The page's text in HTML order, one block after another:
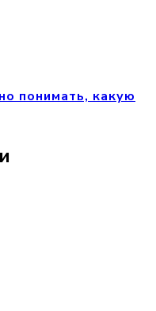
понимать, какую